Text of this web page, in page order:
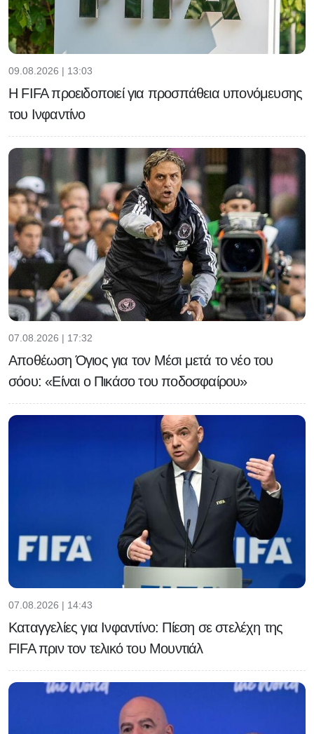
09.08.2026 | 13:03
Η FIFA προειδοποιεί για προσπάθεια υπονόμευσης
του Ινφαντίνο
07.08.2026 | 17:32
Αποθέωση Όγιος για τον Μέσι μετά το νέο του
σόου: «Είναι ο Πικάσο του ποδοσφαίρου»
07.08.2026 | 14:43
Καταγγελίες για Ινφαντίνο: Πίεση σε στελέχη της
FIFA πριν τον τελικό του Μουντιάλ